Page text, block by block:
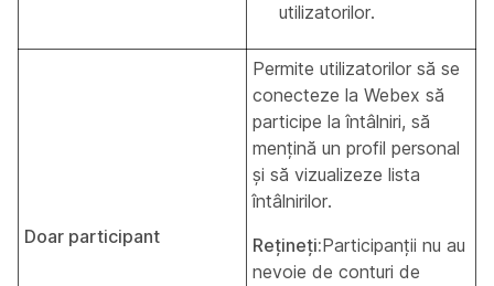
utilizatorilor.
Doar participant
Permite utilizatorilor să se
conecteze la Webex să
participe la întâlniri, să
mențină un profil personal
și să vizualizeze lista
întâlnirilor.
Rețineți:Participanții nu au
nevoie de conturi de